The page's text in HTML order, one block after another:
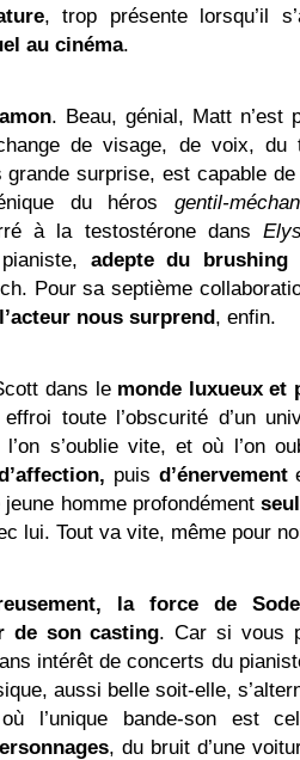
, trop présente lorsqu’il
au cinéma.
. Beau, génial, Matt n’est
de visage, de voix, du
surprise, est capable
du héros gentil-
à la testostérone dans
adepte du brushing
Pour sa septième
nous surprend, enfin.
dans le monde luxueux et
toute l’obscurité d’un
s’oublie vite, et où l’on
puis d’énervement
jeune homme profondément
lui. Tout va vite, même pour
la force de
de son casting. Car si vous
intérêt de concerts du
aussi belle soit-elle,
l’unique bande-son est
, du bruit d’une